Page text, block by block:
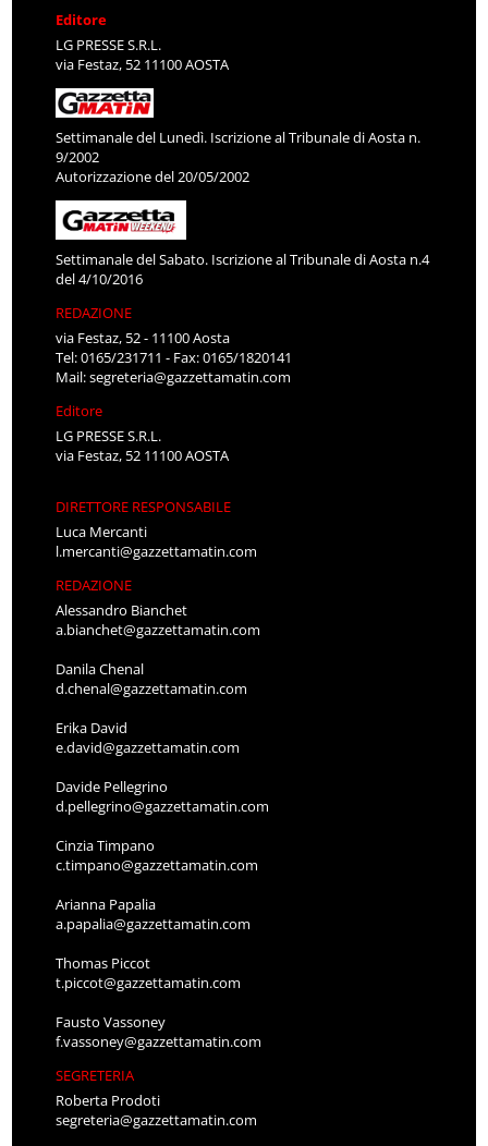
Editore
LG PRESSE S.R.L.
via Festaz, 52 11100 AOSTA
Settimanale del Lunedì. Iscrizione al Tribunale di Aosta n.
9/2002
Autorizzazione del 20/05/2002
Settimanale del Sabato. Iscrizione al Tribunale di Aosta n.4
del 4/10/2016
REDAZIONE
via Festaz, 52 - 11100 Aosta
Tel: 0165/231711 - Fax: 0165/1820141
Mail:segreteria@gazzettamatin.com
Editore
LG PRESSE S.R.L.
via Festaz, 52 11100 AOSTA
DIRETTORE RESPONSABILE
Luca Mercanti
l.mercanti@gazzettamatin.com
REDAZIONE
Alessandro Bianchet
a.bianchet@gazzettamatin.com
Danila Chenal
d.chenal@gazzettamatin.com
Erika David
e.david@gazzettamatin.com
Davide Pellegrino
d.pellegrino@gazzettamatin.com
Cinzia Timpano
c.timpano@gazzettamatin.com
Arianna Papalia
a.papalia@gazzettamatin.com
Thomas Piccot
t.piccot@gazzettamatin.com
Fausto Vassoney
f.vassoney@gazzettamatin.com
SEGRETERIA
Roberta Prodoti
segreteria@gazzettamatin.com